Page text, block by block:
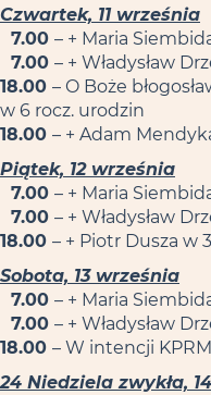
Czwartek, 11 września
7.00 – + Maria
7.00 – + Władysław
18.00 – O Boże
w 6 rocz. urodzin
18.00 – + Adam
Piątek, 12 września
7.00 – + Maria
7.00 – + Władysław
18.00 – + Piotr Dusza w
Sobota, 13 września
7.00 – + Maria
7.00 – + Władysław
18.00 – W intencji KPRM
24 Niedziela zwykła,